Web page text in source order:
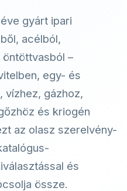
gyárt ipari
acélból,
–
egy- és
vízhez, gázhoz,
és kriogén
az olasz szerelvény-
és
össze.